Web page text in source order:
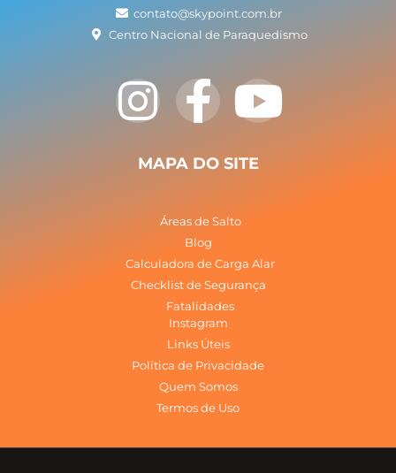
contato@skypoint.com.br
Centro Nacional de Paraquedismo
I
n
s
a
g
r
a
m
F
a
c
e
b
o
o
k
-
Y
o
u
u
b
MAPA DO SITE
Áreas de Salto
Blog
Calculadora de Carga Alar
Checklist de Segurança
Fatalidades
Instagram
Links Úteis
Política de Privacidade
Quem Somos
Termos de Uso